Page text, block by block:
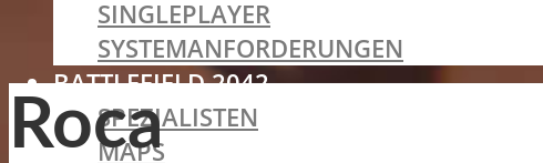
SINGLEPLAYER
SYSTEMANFORDERUNGEN
BATTLEFIELD 2042
SPEZIALISTEN
MAPS
Roca